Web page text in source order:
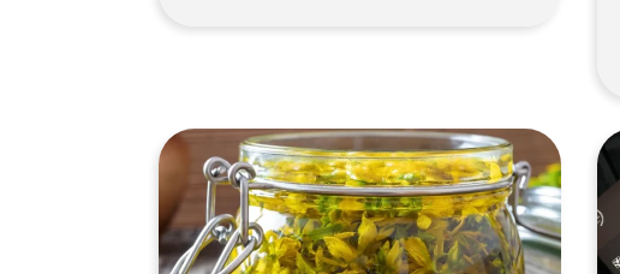
similares a los aceites naturales
saludable y dar brillo al cabello
[…]